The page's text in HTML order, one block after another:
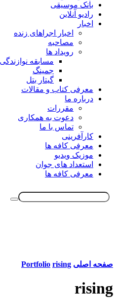
بانک موسیقی
رادیو آنلاین
اخبار
اخبار اجراهای زنده
مصاحبه
رویداد ها
مسابقه نوازندگی
جمینگ
گیتار بتل
معرفی کتاب و مقالات
درباره ما
مقررات
دعوت به همکاری
تماس با ما
کارآفرینی
معرفی کافه ها
موزیک ویدیو
استعداد های جوان
معرفی کافه ها
صفحه اصلی Portfolio rising
rising